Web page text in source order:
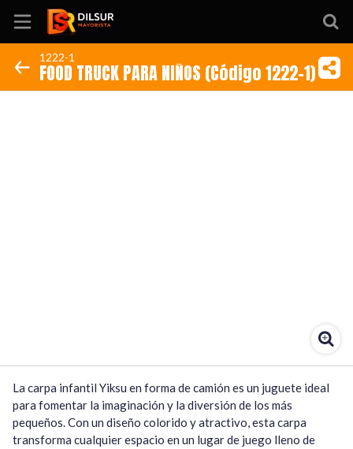
Inicio
1222-1
FOOD TRUCK PARA NIÑOS (Código 1222-1)
La carpa infantil Yiksu en forma de camión es un juguete ideal
para fomentar la imaginación y la diversión de los más
pequeños. Con un diseño colorido y atractivo, esta carpa
transforma cualquier espacio en un lugar de juego lleno de